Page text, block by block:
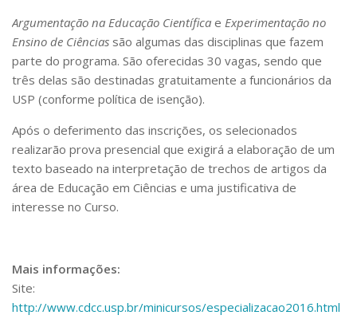
Bibliotecas
Apoio ao Estudante
Segurança, Trânsito e Prevenção
RH, Administrativo e Financeiro
Outros serviços
Assessorias e Mídias
Aplicativos e Sites
Jornal da USP
Agenda de Eventos
Defesa de Teses
Argumentação na Educação Científica e Experimentação no
Ensino de Ciências são algumas das disciplinas que fazem
parte do programa. São oferecidas 30 vagas, sendo que
três delas são destinadas gratuitamente a funcionários da
USP (conforme política de isenção).
Após o deferimento das inscrições, os selecionados
realizarão prova presencial que exigirá a elaboração de um
texto baseado na interpretação de trechos de artigos da
área de Educação em Ciências e uma justificativa de
interesse no Curso.
Mais informações:
Site:
http://www.cdcc.usp.br/minicursos/especializacao2016.html